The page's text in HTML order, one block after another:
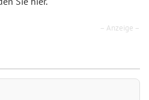
– Anzeige –